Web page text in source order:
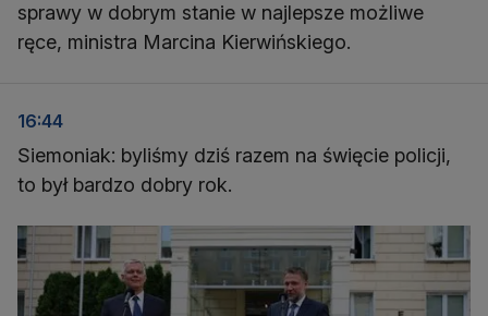
sprawy w dobrym stanie w najlepsze możliwe
ręce, ministra Marcina Kierwińskiego.
16:44
Siemoniak: byliśmy dziś razem na święcie policji,
to był bardzo dobry rok.